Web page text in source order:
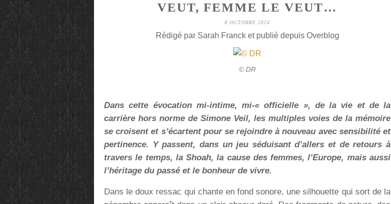
VEUT, FEMME LE VEUT…
8 OCTOBRE 2024
Rédigé par Sarah Franck et publié depuis Overblog
© DR
Dans cette évocation mi-intime, mi-« officielle », de la vie et de la
carrière hors norme de Simone Veil, les multiples voies de la mémoire
se croisent et s’écartent pour se rejoindre à nouveau avec sensibilité et
pertinence. Y passent, dans un jeu séduisant d’allers et de retours à
travers le temps, la Shoah, la cause des femmes, l’Europe, mais aussi
l’héritage du passé et le bonheur de vivre.
Dans le doux ressac qui chante en fond sonore, une silhouette qui sort de la